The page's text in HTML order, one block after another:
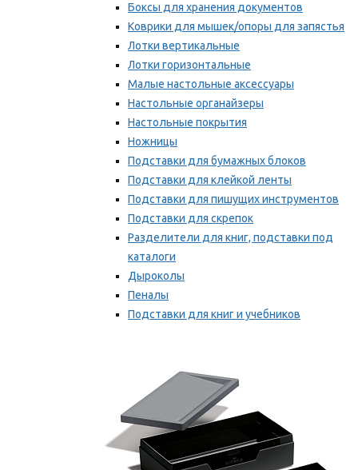
Боксы для хранения документов
Коврики для мышек/опоры для запястья
Лотки вертикальные
Лотки горизонтальные
Малые настольные аксессуары
Настольные органайзеры
Настольные покрытия
Ножницы
Подставки для бумажных блоков
Подставки для клейкой ленты
Подставки для пишущих инструментов
Подставки для скрепок
Разделители для книг, подставки под
каталоги
Дыроколы
Пеналы
Подставки для книг и учебников